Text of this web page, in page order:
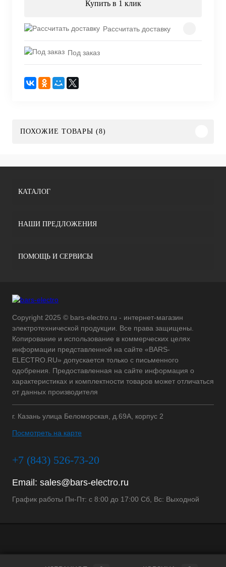
Купить в 1 клик
Рассчитать доставку
Под заказ
ПОХОЖИЕ ТОВАРЫ (8)
КАТАЛОГ
НАШИ ПРЕДЛОЖЕНИЯ
ПОМОЩЬ И СЕРВИСЫ
Copyright 2025 © bars-electro.ru - интернет-магазин
электротехнической продукции. Все права защищены.
Копирование и использование в коммерческих целях
информации представленной на сайте «BARS-
ELECTRO.RU» допускается только с письменного
одобрения. Предоставленная на сайте информация о
характеристиках и комплектности товаров может отличаться
от данных производителя
г. Казань улица Беломорская, д.69А, корпус 2
Посмотреть на карте
+7 (843) 526-73-20
Email: sales@bars-electro.ru
График работы Пн-Пт: с 8:00 до 17:00 Сб, Вс: Выходной